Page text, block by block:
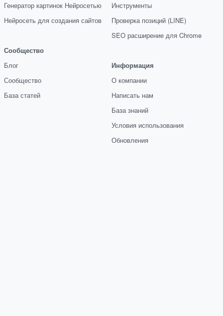
Генератор картинок Нейросетью
Нейросеть для создания сайтов
Сообщество
Блог
Сообщество
База статей
Инструменты
Проверка позиций (LINE)
SEO расширение для Chrome
Информация
О компании
Написать нам
База знаний
Условия использования
Обновления